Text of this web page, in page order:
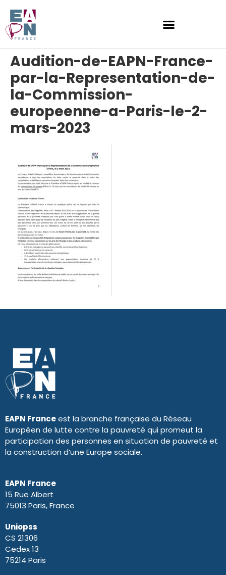
Audition-de-EAPN-France-
par-la-Representation-de-
la-Commission-
europeenne-a-Paris-le-2-
mars-2023
EAPN Franceest la branche française du Réseau
Européen de lutte contre la pauvreté qui promeut la
participation des personnes en situation de pauvreté et
la construction d’une Europe sociale.
EAPN France
15 Rue Albert
75013 Paris, France
Uniopss
CS 21306
Cedex 13
75214 Paris